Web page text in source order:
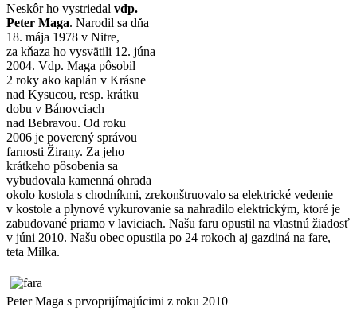
Neskôr ho vystriedal vdp.
Peter Maga. Narodil sa dňa
18. mája 1978 v Nitre,
za kňaza ho vysvätili 12. júna
2004. Vdp. Maga pôsobil
2 roky ako kaplán v Krásne
nad Kysucou, resp. krátku
dobu v Bánovciach
nad Bebravou. Od roku
2006 je poverený správou
farnosti Žirany. Za jeho
krátkeho pôsobenia sa
vybudovala kamenná ohrada
okolo kostola s chodníkmi, zrekonštruovalo sa elektrické vedenie
v kostole a plynové vykurovanie sa nahradilo elektrickým, ktoré je
zabudované priamo v laviciach. Našu faru opustil na vlastnú žiadosť
v júni 2010. Našu obec opustila po 24 rokoch aj gazdiná na fare,
teta Milka.
Peter Maga s prvoprijímajúcimi z roku 2010